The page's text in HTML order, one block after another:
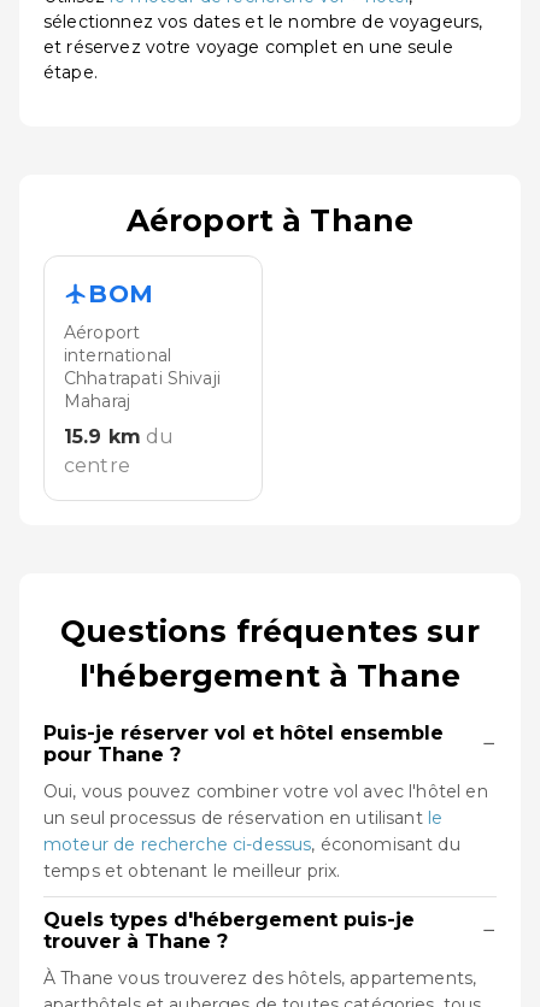
sélectionnez vos dates et le nombre de voyageurs,
et réservez votre voyage complet en une seule
étape.
Aéroport à Thane
BOM
Aéroport
international
Chhatrapati Shivaji
Maharaj
15.9 km du
centre
Questions fréquentes sur
l'hébergement à Thane
Puis-je réserver vol et hôtel ensemble
pour Thane ?
−
Oui, vous pouvez combiner votre vol avec l'hôtel en
un seul processus de réservation en utilisant le
moteur de recherche ci-dessus, économisant du
temps et obtenant le meilleur prix.
Quels types d'hébergement puis-je
trouver à Thane ?
−
À Thane vous trouverez des hôtels, appartements,